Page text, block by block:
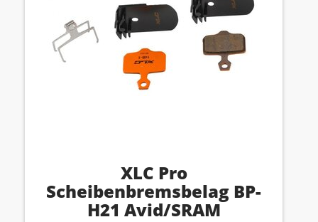
XLC Pro
Scheibenbremsbelag BP-
H21 Avid/SRAM